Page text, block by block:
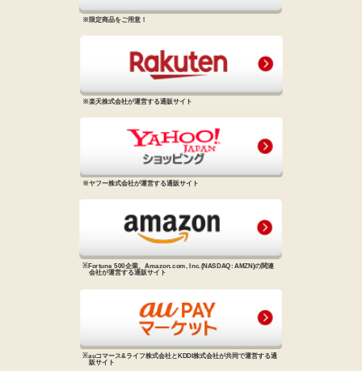
※限定商品をご用意！
※楽天株式会社が運営する通販サイト
※ヤフー株式会社が運営する通販サイト
※Fortune 500企業、Amazon.com, Inc.(NASDAQ: AMZN)の関連
会社が運営する通販サイト
※auコマース&ライフ株式会社と KDDI株式会社が共同で運営する通
販サイト